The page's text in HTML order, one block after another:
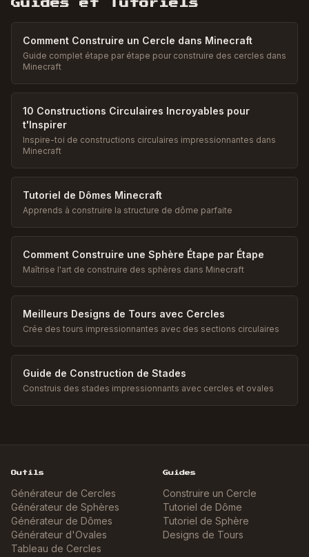
Guides et Tutoriels
Comment Construire un Cercle dans Minecraft
Guide complet étape par étape pour construire des cercles dans
Minecraft
10 Constructions Circulaires Incroyables pour
t'Inspirer
Inspire-toi de constructions circulaires impressionnantes dans
Minecraft
Tutoriel de Dômes Minecraft
Apprends à construire la structure de dôme parfaite
Comment Construire une Sphère Étape par Étape
Maîtrise l'art de construire des sphères dans Minecraft
Meilleurs Designs de Tours avec Cercles
Crée des tours impressionnantes avec des sections circulaires
Guide de Construction de Stades
Construis des stades impressionnants avec cercles et ovales
Outils
Générateur de Cercles
Générateur de Sphères
Générateur de Dômes
Générateur d'Ovales
Tableau de Cercles
Guides
Construire un Cercle
Tutoriel de Dôme
Tutoriel de Sphère
Designs de Tours